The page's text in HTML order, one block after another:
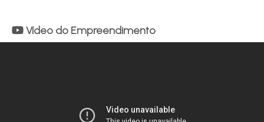
Vídeo do Empreendimento